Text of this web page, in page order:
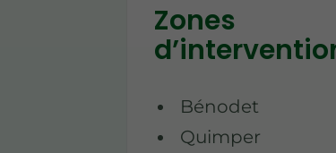
Zones
Bénodet
Quimper